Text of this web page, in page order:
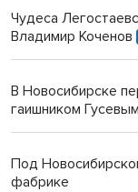
Чудеса
Владимир Коченов
В Новосибирске
гаишником Гусевым
Под
фабрике